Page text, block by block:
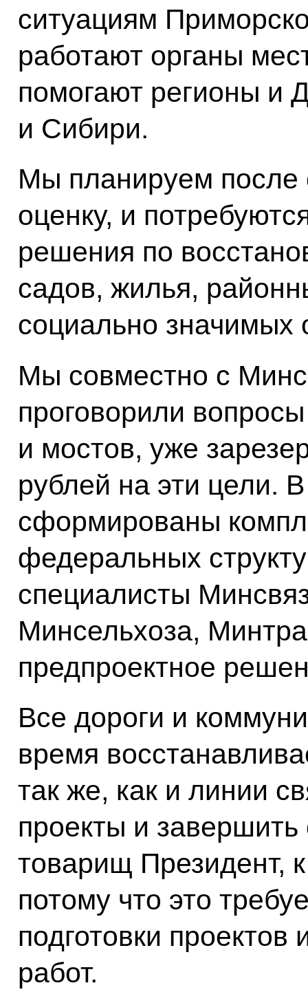
ситуациям
работают органы
помогают регионы и
и Сибири.
Мы планируем после
оценку, и
решения по
садов, жилья,
социально значимых
Мы совместно с
проговорили
и мостов, уже
рублей на эти цели.
сформированы
федеральных
специалисты
Минсельхоза,
предпроектное
Все дороги и
время
так же, как и линии
проекты и
товарищ Президент,
потому что это
подготовки
работ.